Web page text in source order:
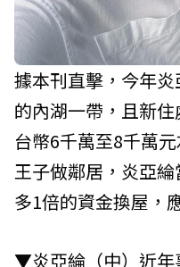
據本刊直擊，今年
的內湖一帶，且新
台幣6千萬至8千萬
王子做鄰居，炎亞
多1倍的資金換屋，
▼炎亞綸（中）近年